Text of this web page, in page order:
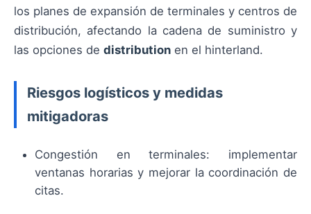
los planes de expansión de terminales y centros de
distribución, afectando la cadena de suministro y
las opciones de distribution en el hinterland.
Riesgos logísticos y medidas
mitigadoras
Congestión en terminales: implementar
ventanas horarias y mejorar la coordinación de
citas.